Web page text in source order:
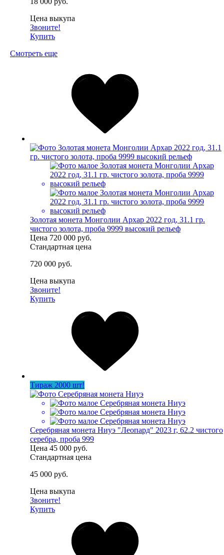
Цена выкупа
Звоните!
Купить
Смотреть еще
Золотая монета Монголии Архар 2022 год, 31.1 гр.
чистого золота, проба 9999 высокий рельеф
Цена 720 000 руб.
Стандартная цена
720 000 руб.
Цена выкупа
Звоните!
Купить
Тираж 2000 шт!
Серебряная монета Ниуэ "Леопард" 2023 г, 62.2 чистого
серебра, проба 999
Цена 45 000 руб.
Стандартная цена
45 000 руб.
Цена выкупа
Звоните!
Купить